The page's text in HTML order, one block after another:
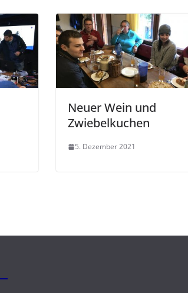
Neuer Wein und
Zwiebelkuchen
5. Dezember 2021